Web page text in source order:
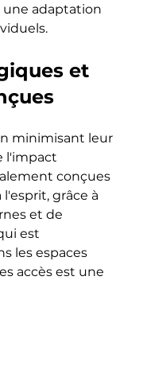
une adaptation
et
minimisant leur
l'impact
conçues
grâce à
et de
est
les espaces
accès est une